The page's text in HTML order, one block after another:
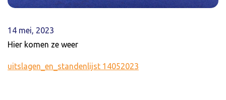
14 mei, 2023
Hier komen ze weer
uitslagen_en_standenlijst 14052023